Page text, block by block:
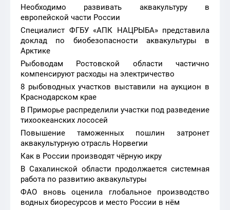
Необходимо развивать аквакультуру в
европейской части России
Специалист ФГБУ «АПК НАЦРЫБА» представила
доклад по биобезопасности аквакультуры в
Арктике
Рыбоводам Ростовской области частично
компенсируют расходы на электричество
8 рыбоводных участков выставили на аукцион в
Краснодарском крае
В Приморье распределили участки под разведение
тихоокеанских лососей
Повышение таможенных пошлин затронет
аквакультурную отрасль Норвегии
Как в России производят чёрную икру
В Сахалинской области продолжается системная
работа по развитию аквакультуры
ФАО вновь оценила глобальное производство
водных биоресурсов и место России в нём